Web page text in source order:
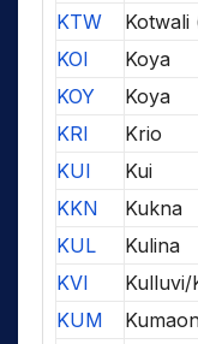
KTW
Kotwali
KOI
Koya
KOY
Koya
KRI
Krio
KUI
Kui
KKN
Kukna
KUL
Kulina
KVI
Kulluvi/
KUM